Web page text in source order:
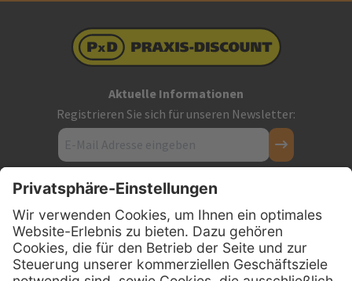
Aktuelle Informationen
Registrieren Sie sich für unseren Newsletter:
Kontakt
Firmensitz
PxD Praxis-Discount GmbH
Hans-Wunderlich-Straße 7